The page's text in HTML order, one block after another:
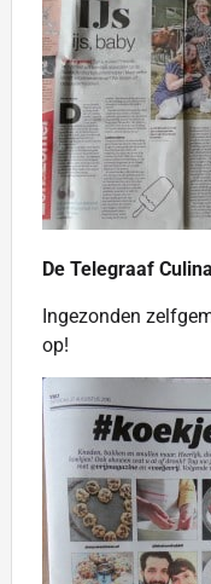
De Telegraaf
Ingezonden
op!